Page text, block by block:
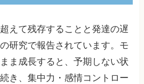
えて残存することと発達の遅
研究で報告されています。モ
ま成長すると、予期しない状
き、集中力・感情コントロー